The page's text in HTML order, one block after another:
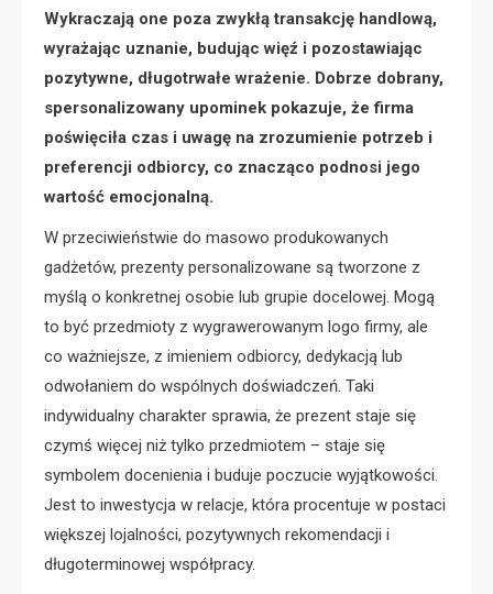
Wykraczają one poza zwykłą transakcję handlową,
wyrażając uznanie, budując więź i pozostawiając
pozytywne, długotrwałe wrażenie. Dobrze dobrany,
spersonalizowany upominek pokazuje, że firma
poświęciła czas i uwagę na zrozumienie potrzeb i
preferencji odbiorcy, co znacząco podnosi jego
wartość emocjonalną.
W przeciwieństwie do masowo produkowanych
gadżetów, prezenty personalizowane są tworzone z
myślą o konkretnej osobie lub grupie docelowej. Mogą
to być przedmioty z wygrawerowanym logo firmy, ale
co ważniejsze, z imieniem odbiorcy, dedykacją lub
odwołaniem do wspólnych doświadczeń. Taki
indywidualny charakter sprawia, że prezent staje się
czymś więcej niż tylko przedmiotem – staje się
symbolem docenienia i buduje poczucie wyjątkowości.
Jest to inwestycja w relacje, która procentuje w postaci
większej lojalności, pozytywnych rekomendacji i
długoterminowej współpracy.